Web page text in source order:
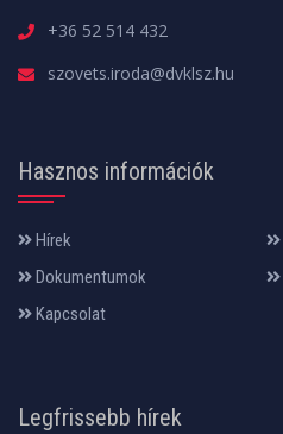
+36 52 514 432
szovets.iroda@dvklsz.hu
Hasznos információk
Hírek
Dokumentumok
Kapcsolat
Legfrissebb hírek